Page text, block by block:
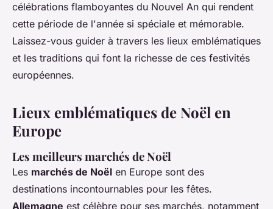
célébrations flamboyantes du Nouvel An qui rendent
cette période de l'année si spéciale et mémorable.
Laissez-vous guider à travers les lieux emblématiques
et les traditions qui font la richesse de ces festivités
européennes.
Lieux emblématiques de Noël en
Europe
Les meilleurs marchés de Noël
Les marchés de Noël en Europe sont des
destinations incontournables pour les fêtes.
Allemagne est célèbre pour ses marchés, notamment